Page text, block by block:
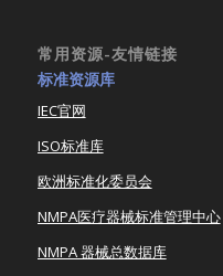
常用资源-友情链接
标准资源库
IEC官网
ISO标准库
欧洲标准化委员会
NMPA医疗器械标准管理中心
NMPA 器械总数据库